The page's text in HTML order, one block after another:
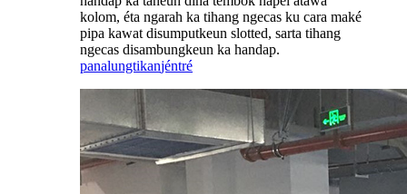
kolom, éta ngarah ka tihang ngecas ku cara maké
pipa kawat disumputkeun slotted, sarta tihang
ngecas disambungkeun ka handap.
panalungtikanjéntré